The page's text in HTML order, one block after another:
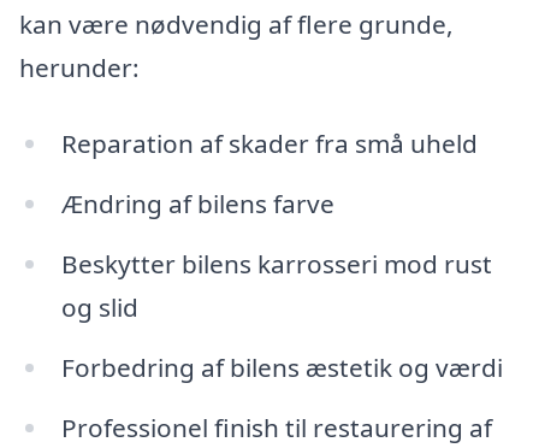
kan være nødvendig af flere grunde,
herunder:
Reparation af skader fra små uheld
Ændring af bilens farve
Beskytter bilens karrosseri mod rust
og slid
Forbedring af bilens æstetik og værdi
Professionel finish til restaurering af